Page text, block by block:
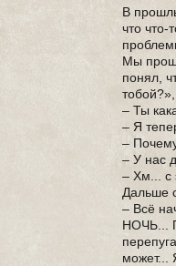
В
что что-
Мы
понял,
– Ты
– Я
–
– У нас
– Хм... с
Дальше
– Всё
НОЧЬ...
может...